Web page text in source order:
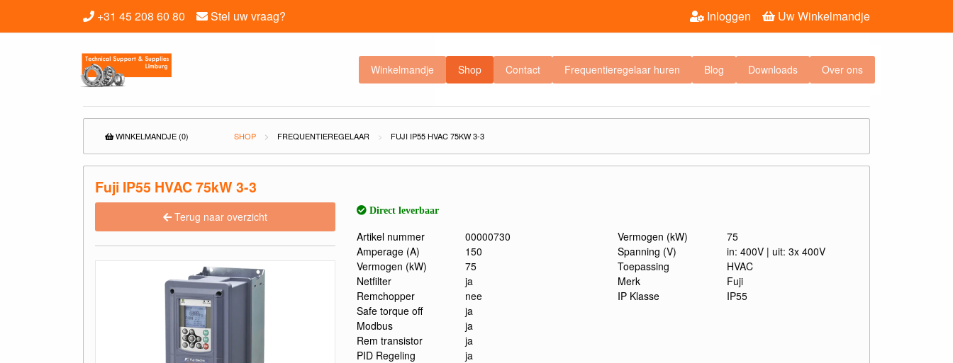
+31 45 208 60 80 Stel uw vraag? Uw Winkelmandje
Inloggen
Winkelmandje Shop Contact Frequentieregelaar huren Blog Downloads Over ons
WINKELMANDJE (0) SHOP FREQUENTIEREGELAAR FUJI IP55 HVAC 75KW 3-3
Fuji IP55 HVAC 75kW 3-3
Terug naar overzicht Direct leverbaar
Artikel nummer
00000730
Amperage (A)
150
Vermogen (kW)
75
Netfilter
ja
Remchopper
nee
Safe torque off
ja
Modbus
ja
Rem transistor
ja
PID Regeling
ja
Vermogen (kW)
75
Spanning (V)
in: 400V | uit: 3x 400V
Toepassing
HVAC
Merk
Fuji
IP Klasse
IP55